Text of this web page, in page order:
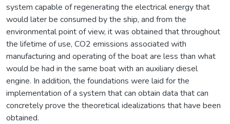
system capable of regenerating the electrical energy that
would later be consumed by the ship, and from the
environmental point of view, it was obtained that throughout
the lifetime of use, CO2 emissions associated with
manufacturing and operating of the boat are less than what
would be had in the same boat with an auxiliary diesel
engine. In addition, the foundations were laid for the
implementation of a system that can obtain data that can
concretely prove the theoretical idealizations that have been
obtained.